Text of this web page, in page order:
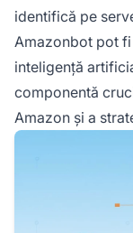
identifică pe
Amazonbot pot
inteligență
componentă
Amazon și a